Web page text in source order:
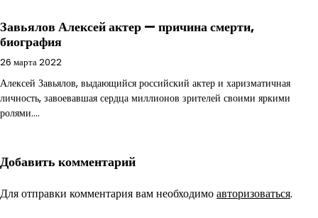
Завьялов Алексей актер — причина смерти,
биография
26 марта 2022
Алексей Завьялов, выдающийся российский актер и харизматичная
личность, завоевавшая сердца миллионов зрителей своими яркими
ролями.…
Добавить комментарий
Для отправки комментария вам необходимоавторизоваться.